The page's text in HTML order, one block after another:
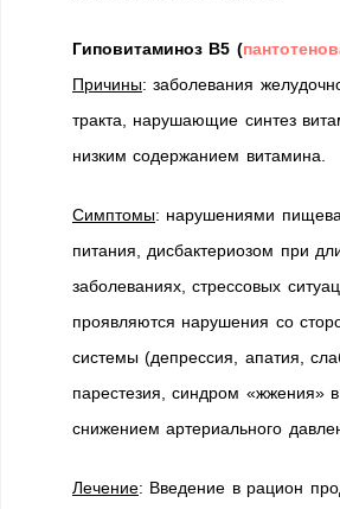
Гиповитаминоз В5 (
Причины: заболевания
тракта, нарушающие синтез
низким содержанием витамина.
Симптомы: нарушениями
питания, дисбактериозом при
заболеваниях, стрессовых
проявляются нарушения со
системы (депрессия, апатия,
парестезия, синдром «жжения» в
снижением артериального
Лечение: Введение в рацион